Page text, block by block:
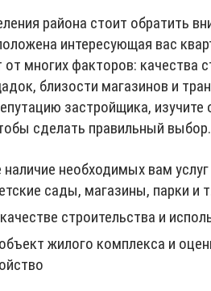
района стоит обратить
интересующая вас
многих факторов: качества
близости магазинов и
застройщика,
сделать правильный выбор.
наличие необходимых вам
сады, магазины, парки и
строительства и
жилого комплекса и